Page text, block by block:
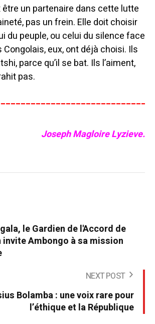
être un partenaire dans cette lutte
pas un frein. Elle doit choisir
du peuple, ou celui du silence face
eux, ont déjà choisi. Ils
parce qu’il se bat. Ils l’aiment,
pas.
Joseph Magloire Lyzieve.
le Gardien de l'Accord de
Ambongo à sa mission
NEXT POST
Bolamba : une voix rare pour
l’éthique et la République